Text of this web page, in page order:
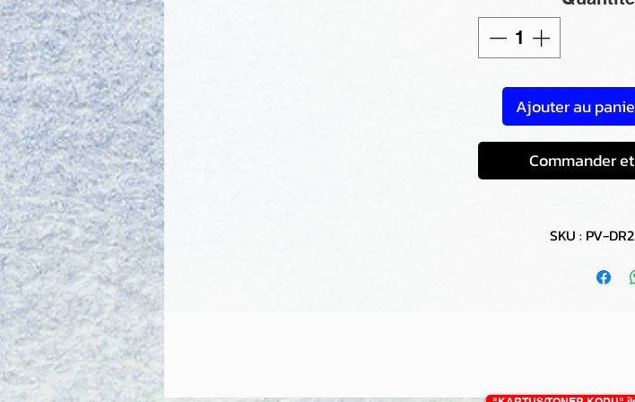
Ajouter au
Commander
SKU : PV-